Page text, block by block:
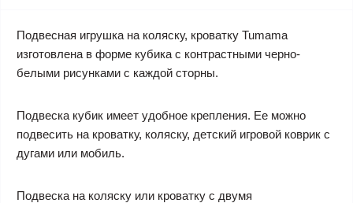
Подвесная игрушка на коляску, кроватку Tumama
изготовлена в форме кубика с контрастными черно-
белыми рисунками с каждой сторны.
Подвеска кубик имеет удобное крепления. Ее можно
подвесить на кроватку, коляску, детский игровой коврик с
дугами или мобиль.
Подвеска на коляску или кроватку с двумя